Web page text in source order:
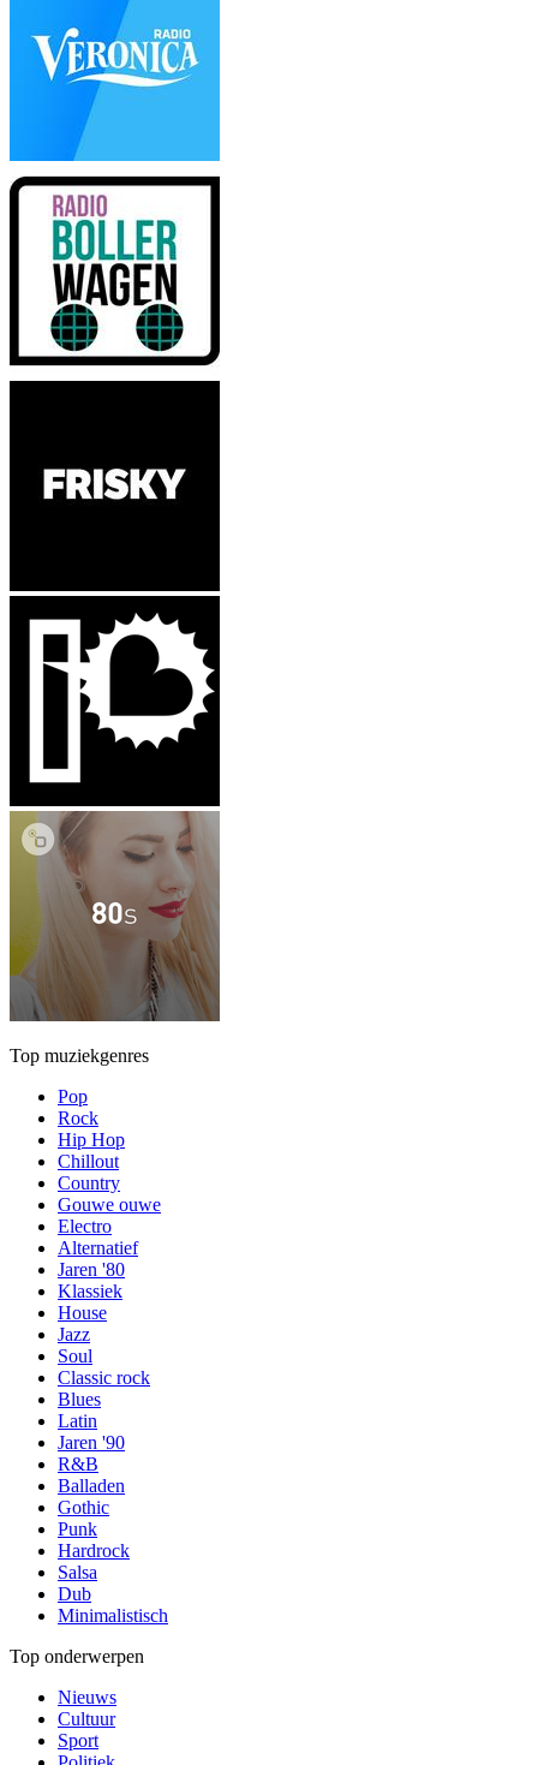
Top muziekgenres
Pop
Rock
Hip Hop
Chillout
Country
Gouwe ouwe
Electro
Alternatief
Jaren '80
Klassiek
House
Jazz
Soul
Classic rock
Blues
Latin
Jaren '90
R&B
Balladen
Gothic
Punk
Hardrock
Salsa
Dub
Minimalistisch
Top onderwerpen
Nieuws
Cultuur
Sport